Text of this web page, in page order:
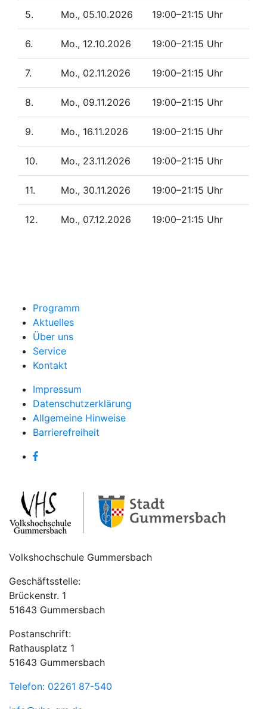
5. Mo., 05.10.2026 19:00–21:15 Uhr
6. Mo., 12.10.2026 19:00–21:15 Uhr
7. Mo., 02.11.2026 19:00–21:15 Uhr
8. Mo., 09.11.2026 19:00–21:15 Uhr
9. Mo., 16.11.2026 19:00–21:15 Uhr
10. Mo., 23.11.2026 19:00–21:15 Uhr
11. Mo., 30.11.2026 19:00–21:15 Uhr
12. Mo., 07.12.2026 19:00–21:15 Uhr
Programm
Aktuelles
Über uns
Service
Kontakt
Impressum
Datenschutzerklärung
Allgemeine Hinweise
Barrierefreiheit
Volkshochschule Gummersbach
Geschäftsstelle:
Brückenstr. 1
51643 Gummersbach
Postanschrift:
Rathausplatz 1
51643 Gummersbach
Telefon: 02261 87-540